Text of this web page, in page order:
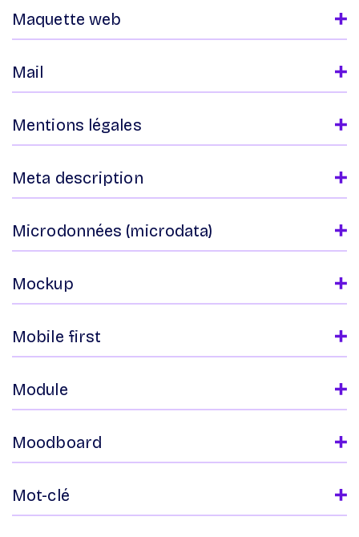
Maquette web
Mail
Mentions légales
Meta description
Microdonnées (microdata)
Mockup
Mobile first
Module
Moodboard
Mot-clé